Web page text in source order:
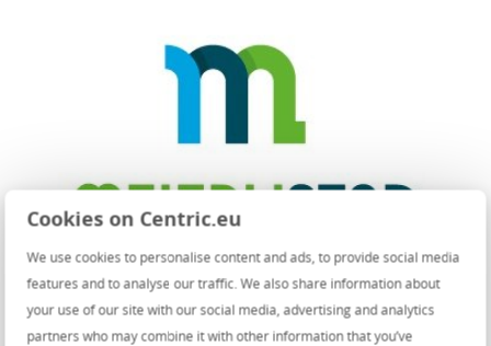
Cookies on Centric.eu
We use cookies to personalise content and ads, to provide social media
features and to analyse our traffic. We also share information about
your use of our site with our social media, advertising and analytics
partners who may combine it with other information that you’ve
Deel deze pagina op